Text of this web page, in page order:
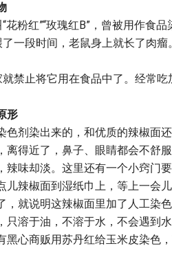
花粉红”“玫瑰红B”，曾被用作食
一段时间，老鼠身上就长了肉
禁止将它用在食品中了。经常吃
形
色剂染出来的，和优质的辣椒面
得近了，鼻子、眼睛都会不舒服
辣味却淡。这里还有一个小窍门
儿辣椒面到湿纸巾上，等上一会
就说明这辣椒面里加了人工染色
只溶于油，不溶于水，不会遇到
黑心商贩用苏丹红给玉米皮染色